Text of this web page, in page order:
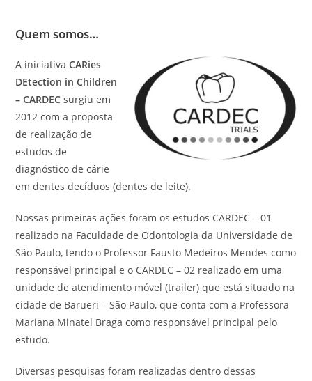
Quem somos…
A iniciativaCARies
DEtection in Children
– CARDEC surgiu em
2012 com a proposta
de realização de
estudos de
diagnóstico de cárie
em dentes decíduos (dentes de leite).
Nossas primeiras ações foram os estudos CARDEC – 01
realizado na Faculdade de Odontologia da Universidade de
São Paulo, tendo o Professor Fausto Medeiros Mendes como
responsável principal e o CARDEC – 02 realizado em uma
unidade de atendimento móvel (trailer) que está situado na
cidade de Barueri – São Paulo, que conta com a Professora
Mariana Minatel Braga como responsável principal pelo
estudo.
Diversas pesquisas foram realizadas dentro dessas